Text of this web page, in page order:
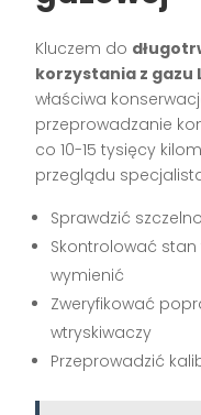
Kluczem do
korzystania z gazu
właściwa
przeprowadzanie
co 10-15 tysięcy
przeglądu
Sprawdzić
Skontrolować stan
wymienić
Zweryfikować
wtryskiwaczy
Przeprowadzić